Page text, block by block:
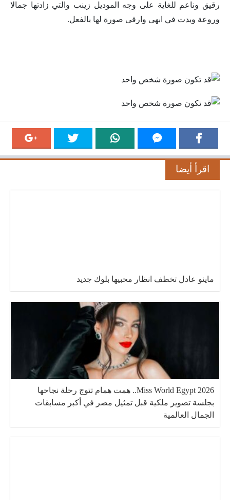
رقيق وناعم للغاية على وجه الموديل زينب والتي زادتها جمالا
وروعة وبدت في ابهى وارقى صورة لها بالفعل.
اقرأ أيضا
ماينو عادل تخطف انظار محبيها بلوك جديد
Miss World Egypt 2026.. همت همام تتوج رحلة نجاحها
بجلسة تصوير ملكية قبل تمثيل مصر في أكبر مسابقات
الجمال العالمية